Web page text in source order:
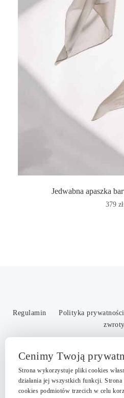
Jedwabna apaszka
379 zł
Regulamin Polityka prywatności
zwroty
JN Nikodem Pietras NIP:
email:
Copyright
Cenimy Twoją
Strona wykorzystuje pliki cookies
działania jej wszystkich funkcji.
cookies podmiotów trzecich w celu